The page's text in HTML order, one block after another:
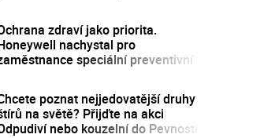
zdraví jako priorita.
nachystal pro
speciální preventivní
poznat nejjedovatější druhy
na světě? Přijďte na akci
nebo kouzelní do Pevnosti